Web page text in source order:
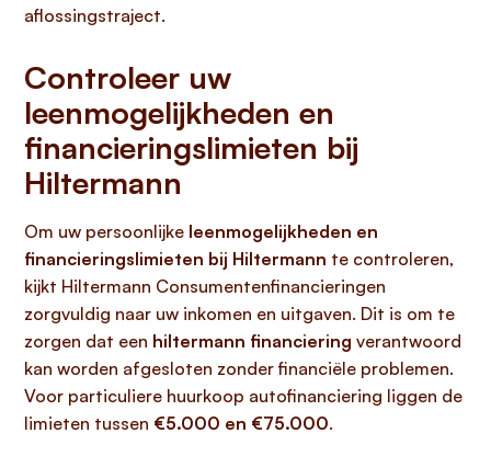
aflossingstraject.
Controleer uw
leenmogelijkheden en
financieringslimieten bij
Hiltermann
Om uw persoonlijke leenmogelijkheden en
financieringslimieten bij Hiltermann te controleren,
kijkt Hiltermann Consumentenfinancieringen
zorgvuldig naar uw inkomen en uitgaven. Dit is om te
zorgen dat een hiltermann financiering verantwoord
kan worden afgesloten zonder financiële problemen.
Voor particuliere huurkoop autofinanciering liggen de
limieten tussen €5.000 en €75.000.